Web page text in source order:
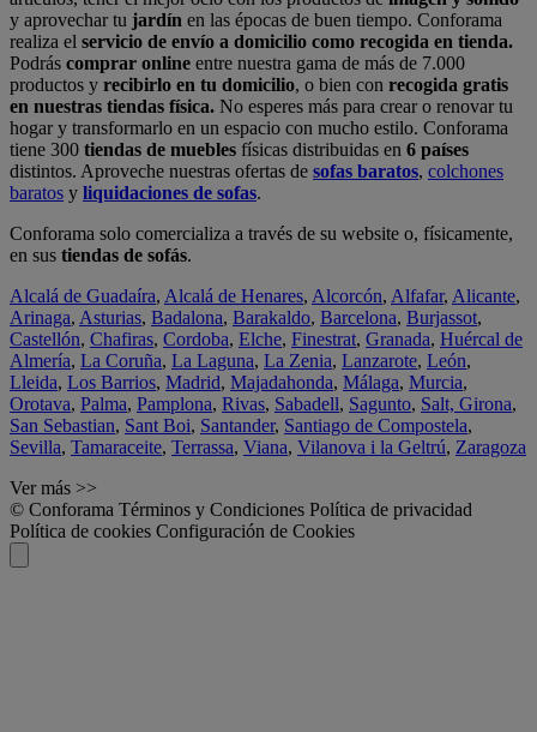
y aprovechar tu jardín en las épocas de buen tiempo. Conforama
realiza el servicio de envío a domicilio como recogida en tienda.
Podrás comprar online entre nuestra gama de más de 7.000
productos y recibirlo en tu domicilio, o bien con recogida gratis
en nuestras tiendas física. No esperes más para crear o renovar tu
hogar y transformarlo en un espacio con mucho estilo. Conforama
tiene 300 tiendas de muebles físicas distribuidas en 6 países
distintos. Aproveche nuestras ofertas de sofas baratos, colchones
baratos y liquidaciones de sofas.
Conforama solo comercializa a través de su website o, físicamente,
en sus tiendas de sofás.
Alcalá de Guadaíra, Alcalá de Henares, Alcorcón, Alfafar, Alicante,
Arinaga, Asturias, Badalona, Barakaldo, Barcelona, Burjassot,
Castellón, Chafiras, Cordoba, Elche, Finestrat, Granada, Huércal de
Almería, La Coruña, La Laguna, La Zenia, Lanzarote, León,
Lleida, Los Barrios, Madrid, Majadahonda, Málaga, Murcia,
Orotava, Palma, Pamplona, Rivas, Sabadell, Sagunto, Salt, Girona,
San Sebastian, Sant Boi, Santander, Santiago de Compostela,
Sevilla, Tamaraceite, Terrassa, Viana, Vilanova i la Geltrú, Zaragoza
Ver más >>
© Conforama Términos y Condiciones Política de privacidad
Política de cookies Configuración de Cookies